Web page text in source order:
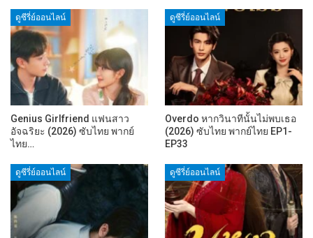
ดูซีรี่ย์ออนไลน์
Genius Girlfriend แฟนสาว
อัจฉริยะ (2026) ซับไทย พากย์
ไทย…
ดูซีรี่ย์ออนไลน์
Overdo หากวินาทีนั้นไม่พบเธอ
(2026) ซับไทย พากย์ไทย EP1-
EP33
ดูซีรี่ย์ออนไลน์ ดูซีรี่ย์ออนไลน์